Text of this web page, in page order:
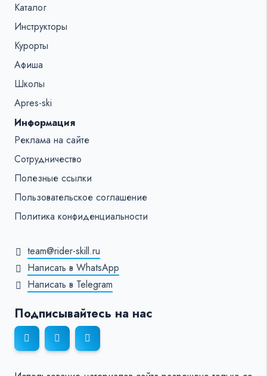
Каталог
Инструкторы
Курорты
Афиша
Школы
Apres-ski
Информация
Реклама на сайте
Сотрудничество
Полезные ссылки
Пользовательское соглашение
Политика конфиденциальности
team@rider-skill.ru
Написать в WhatsApp
Написать в Telegram
Подписывайтесь на нас